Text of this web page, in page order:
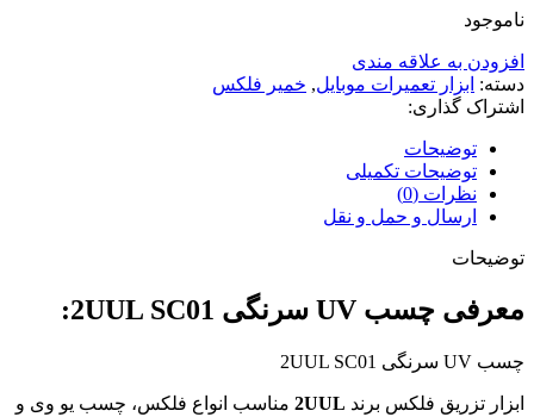
ناموجود
افزودن به علاقه مندی
دسته: ابزار تعمیرات موبایل, خمیر فلکس
اشتراک گذاری:
توضیحات
توضیحات تکمیلی
نظرات (0)
ارسال و حمل و نقل
توضیحات
معرفی چسب UV سرنگی 2UUL SC01:
چسب UV سرنگی 2UUL SC01
ابزار تزریق فلکس برند 2UUL مناسب انواع فلکس، چسب یو وی و